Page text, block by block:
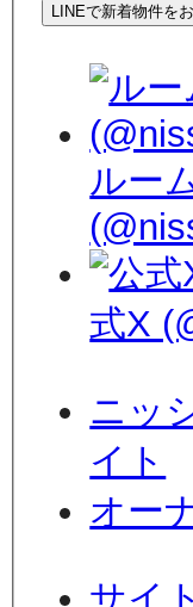
LINEで新着物件を
ルー
式X
ニッ
イト
オー
サイ